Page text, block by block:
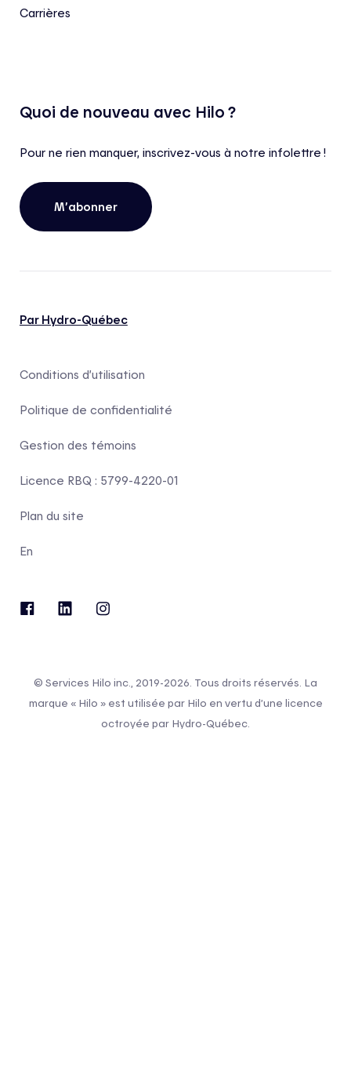
Carrières
Quoi de nouveau avec Hilo ?
Pour ne rien manquer, inscrivez-vous à notre infolettre !
M’abonner
Par Hydro-Québec
Conditions d’utilisation
Politique de confidentialité
Gestion des témoins
Licence RBQ : 5799-4220-01
Plan du site
En
© Services Hilo inc., 2019-2026. Tous droits réservés. La
marque « Hilo » est utilisée par Hilo en vertu d’une licence
octroyée par Hydro-Québec.